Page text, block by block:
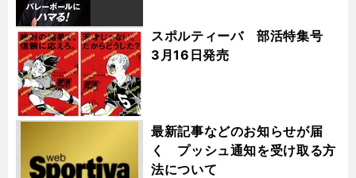
スポルティーバ 部活特集号
3月16日発売
最新記事などのお知らせが届
く プッシュ通知を受け取る方
法について